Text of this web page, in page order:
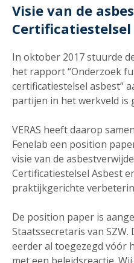
Visie van de
Certificatiestelsel
In oktober 2017 stuurde
het rapport “Onderzoek
certificatiestelsel asbest”
partijen in het werkveld is
VERAS heeft daarop
Fenelab een position
visie van de
Certificatiestelsel Asbest
praktijkgerichte
De position paper is
Staatssecretaris van
eerder al toegezegd vóór